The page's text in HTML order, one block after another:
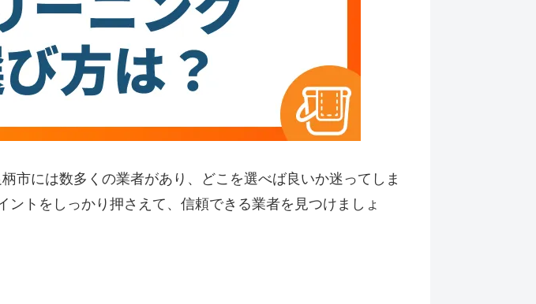
市には数多くの業者があり、どこを選べば良いか迷ってしま
トをしっかり押さえて、信頼できる業者を見つけましょ